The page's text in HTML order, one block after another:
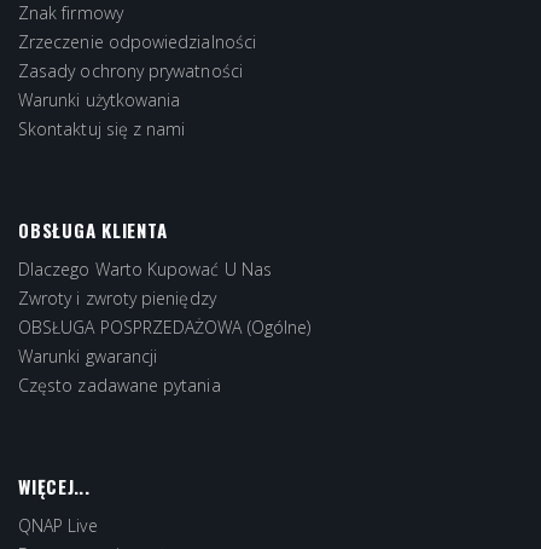
Znak firmowy
Zrzeczenie odpowiedzialności
Zasady ochrony prywatności
Warunki użytkowania
Skontaktuj się z nami
OBSŁUGA KLIENTA
Dlaczego Warto Kupować U Nas
Zwroty i zwroty pieniędzy
OBSŁUGA POSPRZEDAŻOWA (Ogólne)
Warunki gwarancji
Często zadawane pytania
WIĘCEJ...
QNAP Live